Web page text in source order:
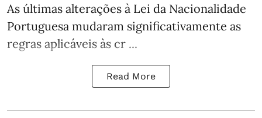
As últimas alterações à Lei da Nacionalidade
Portuguesa mudaram significativamente as
regras aplicáveis às cr ...
Read More